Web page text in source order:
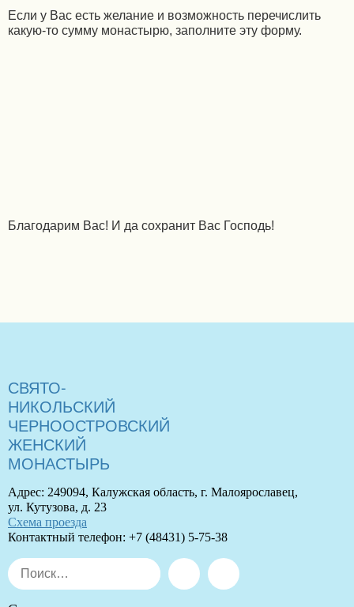
Если у Вас есть желание и возможность перечислить
какую-то сумму монастырю, заполните эту форму.
Благодарим Вас! И да сохранит Вас Господь!
СВЯТО-
НИКОЛЬСКИЙ
ЧЕРНООСТРОВСКИЙ
ЖЕНСКИЙ
МОНАСТЫРЬ
Адрес: 249094, Калужская область, г. Малоярославец,
ул. Кутузова, д. 23
Схема проезда
Контактный телефон: +7 (48431) 5-75-38
Искать:
Поиск